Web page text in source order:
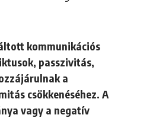
kommunikációs
passzivitás,
a
csökkenéséhez. A
vagy a negatív